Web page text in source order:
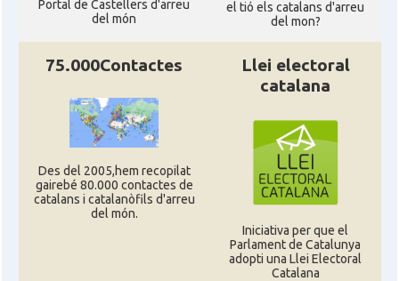
Portal de Castellers d'arreu
del món
el tió els catalans d'arreu
del mon?
75.000Contactes
Des del 2005,hem recopilat
gairebé 80.000 contactes de
catalans i catalanòfils d'arreu
del món.
Llei electoral
catalana
Iniciativa per que el
Parlament de Catalunya
adopti una Llei Electoral
Catalana